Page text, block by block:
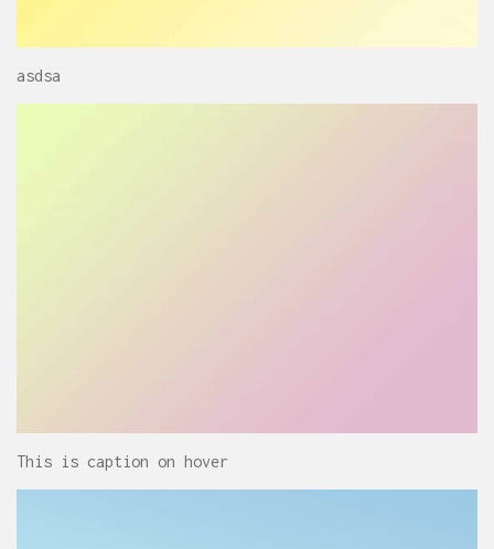
asdsa
This is caption on hover